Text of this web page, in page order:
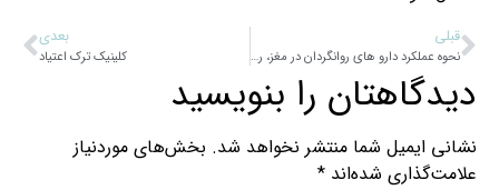
قبلی
نحوه عملکرد دارو های روانگردان در مغز، راهنمای کامل و علمی
بعدی
کلینیک ترک اعتیاد
دیدگاهتان را بنویسید
نشانی ایمیل شما منتشر نخواهد شد. بخش‌های موردنیاز
علامت‌گذاری شده‌اند *